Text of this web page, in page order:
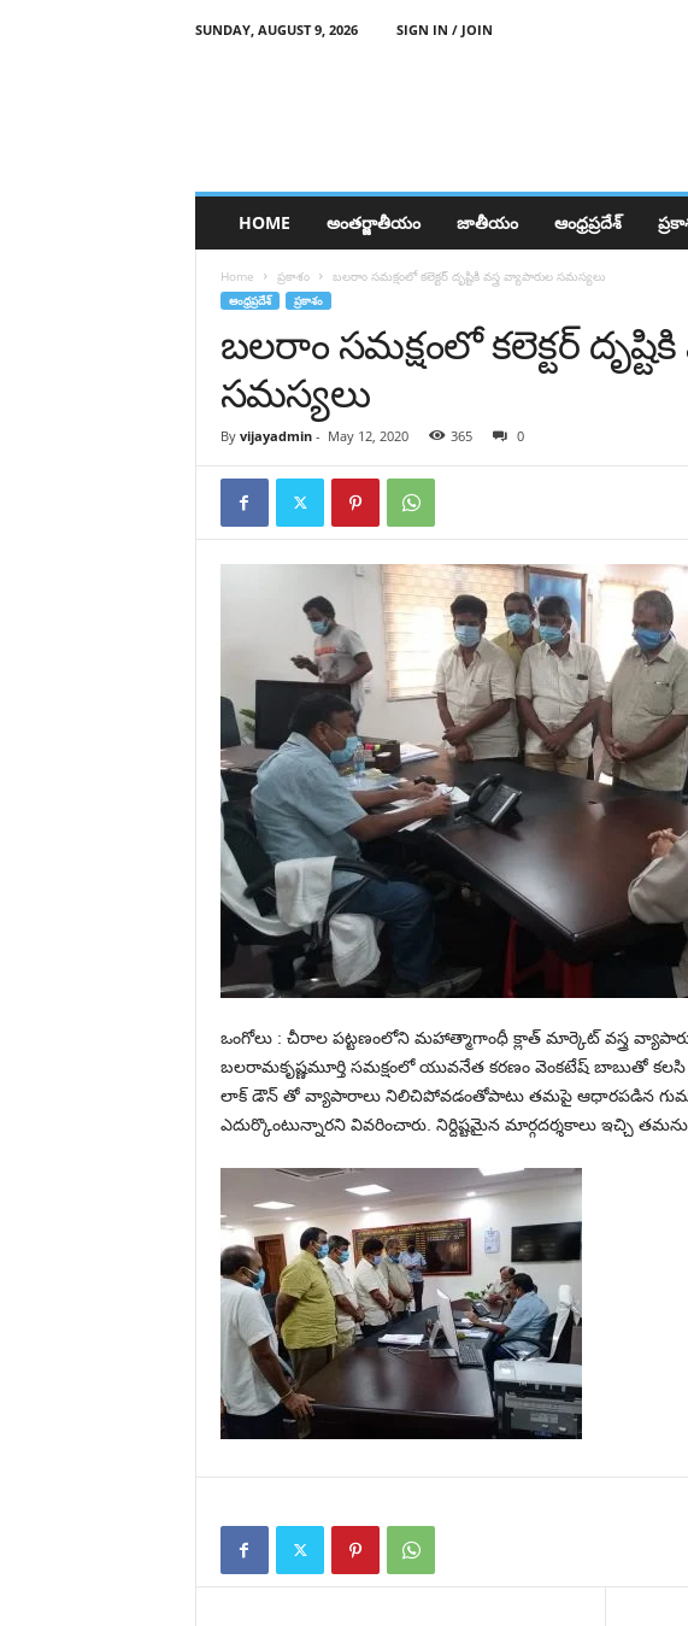
SUNDAY, AUGUST 9, 2026 SIGN IN / JOIN
HOME అంతర్జాతీయం జాతీయం ఆంధ్రప్రదేశ్
Home ప్రకాశం బలరాం సమక్షంలో కలెక్టర్ దృష్టికి వస్త్ర వ్యాపారుల సమస్యలు
ఆంధ్రప్రదేశ్ ప్రకాశం
బలరాం సమక్షంలో కలెక్టర్
సమస్యలు
By vijayadmin- May 12, 2020 365 0
ఒంగోలు : చీరాల పట్టణంలోని మహాత్మాగాంధీ క్లాత్ మార్కెట్ వస్త్ర
బలరామకృష్ణమూర్తి సమక్షంలో యువనేత కరణం వెంకటేష్ బాబుతో కలసి
లాక్ డౌన్ తో వ్యాపారాలు నిలిచిపోవడంతోపాటు తమపై ఆధారపడిన
ఎదుర్కొంటున్నారని వివరించారు. నిర్దిష్టమైన మార్గదర్శకాలు ఇచ్చి